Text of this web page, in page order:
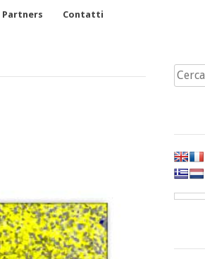
Partners Contatti
Ricerca
per: